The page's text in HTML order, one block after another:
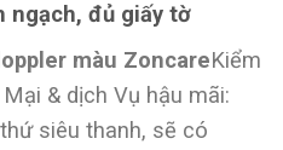
ngạch, đủ giấy tờ
màu ZoncareKiểm
& dịch Vụ hậu mãi:
siêu thanh, sẽ có